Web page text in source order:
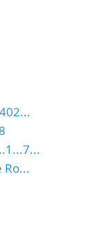
Ro...